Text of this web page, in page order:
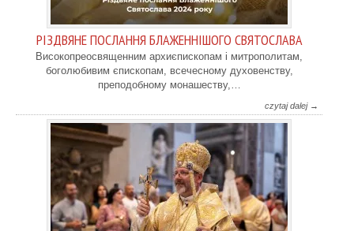
РІЗДВЯНЕ ПОСЛАННЯ БЛАЖЕННІШОГО СВЯТОСЛАВА
Високопреосвященним архиєпископам і митрополитам,
боголюбивим єпископам, всечесному духовенству,
преподобному монашеству,…
czytaj dalej →